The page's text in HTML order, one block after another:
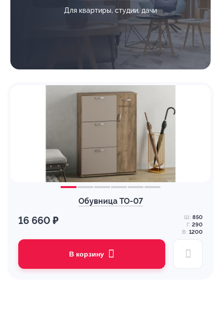
Для квартиры, студии, дачи
Обувница ТО-07
16 660 ₽ Ш: 850
Г: 290
В: 1200
В корзину